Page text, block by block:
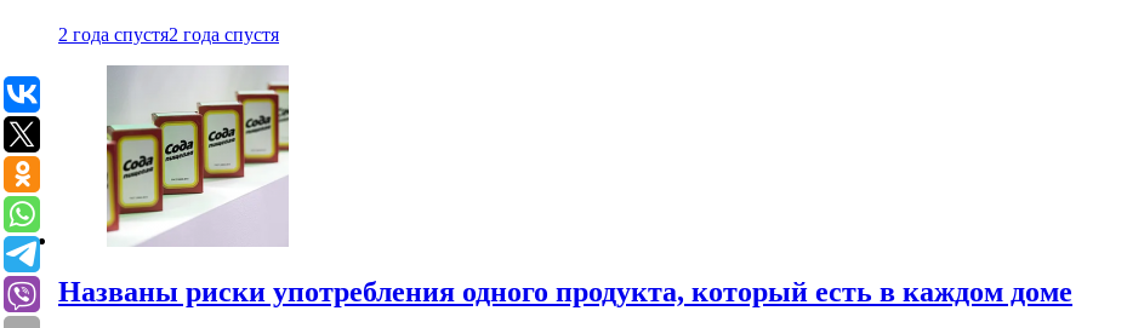
2 года спустя2 года спустя
Названы риски употребления одного продукта, который есть в каждом доме